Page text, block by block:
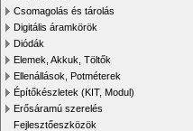
Csomagolás és tárolás
Digitális áramkörök
Diódák
Elemek, Akkuk, Töltők
Ellenállások, Potméterek
Építőkészletek (KIT, Modul)
Erősáramú szerelés
Fejlesztőeszközök